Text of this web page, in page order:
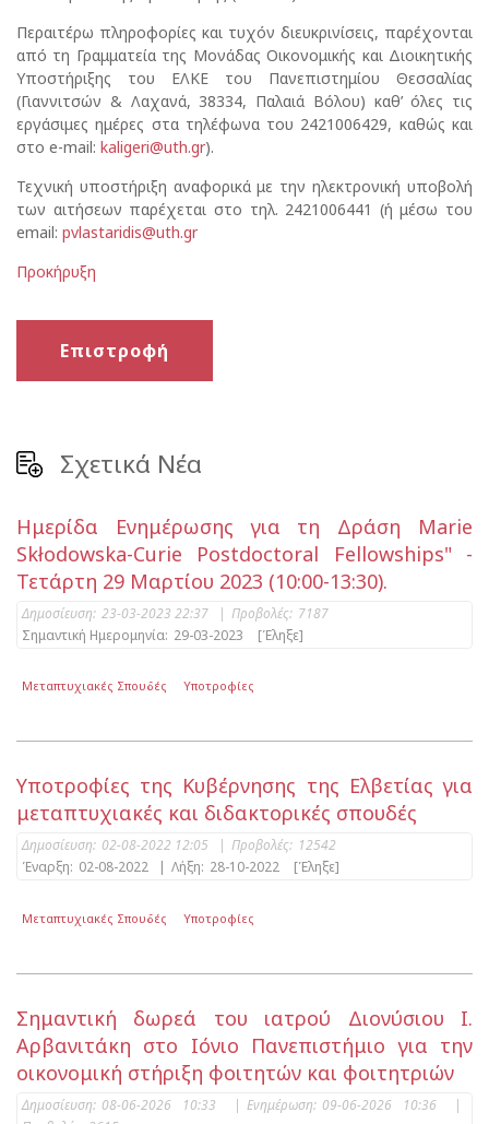
Περαιτέρω πληροφορίες και τυχόν διευκρινίσεις, παρέχονται
από τη Γραμματεία της Μονάδας Οικονομικής και Διοικητικής
Υποστήριξης του ΕΛΚΕ του Πανεπιστημίου Θεσσαλίας
(Γιαννιτσών & Λαχανά, 38334, Παλαιά Βόλου) καθ’ όλες τις
εργάσιμες ημέρες στα τηλέφωνα του 2421006429, καθώς και
στo e-mail: kaligeri@uth.gr).
Τεχνική υποστήριξη αναφορικά με την ηλεκτρονική υποβολή
των αιτήσεων παρέχεται στο τηλ. 2421006441 (ή μέσω του
email: pvlastaridis@uth.gr
Προκήρυξη
Επιστροφή
Σχετικά Νέα
Ημερίδα Ενημέρωσης για τη Δράση Marie
Skłodowska-Curie Postdoctoral Fellowships" -
Τετάρτη 29 Μαρτίου 2023 (10:00-13:30).
Δημοσίευση: 23-03-2023 22:37 | Προβολές: 7187
Σημαντική Ημερομηνία: 29-03-2023 [Έληξε]
Μεταπτυχιακές Σπουδές Υποτροφίες
Υποτροφίες της Κυβέρνησης της Ελβετίας για
μεταπτυχιακές και διδακτορικές σπουδές
Δημοσίευση: 02-08-2022 12:05 | Προβολές: 12542
Έναρξη: 02-08-2022 | Λήξη: 28-10-2022 [Έληξε]
Μεταπτυχιακές Σπουδές Υποτροφίες
Σημαντική δωρεά του ιατρού Διονύσιου Ι.
Αρβανιτάκη στο Ιόνιο Πανεπιστήμιο για την
οικονομική στήριξη φοιτητών και φοιτητριών
Δημοσίευση: 08-06-2026 10:33 | Ενημέρωση: 09-06-2026 10:36
|